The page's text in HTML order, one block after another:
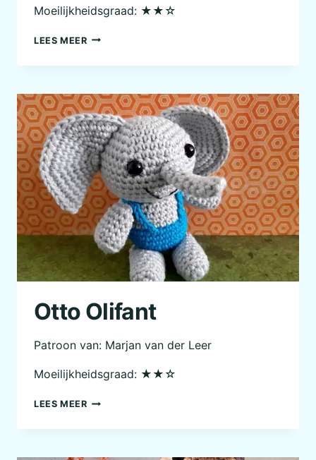
Moeilijkheidsgraad: ★★☆
LEES MEERBEENWARMERS
Otto Olifant
Patroon van: Marjan van der Leer
Moeilijkheidsgraad: ★★☆
LEES MEEROTTO